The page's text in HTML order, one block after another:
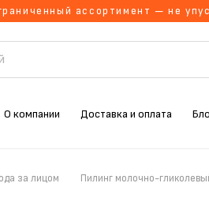
ассортимент — не
О компании Доставка и оплата
за лицом Пилинг молочно-